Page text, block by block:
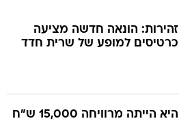
זהירות: הונאה חדשה מציעה
כרטיסים למופע של שרית חדד
היא הייתה מרוויחה 15,000 ש"ח